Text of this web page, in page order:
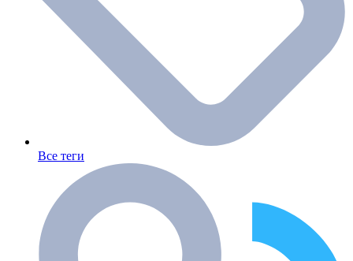
Все теги